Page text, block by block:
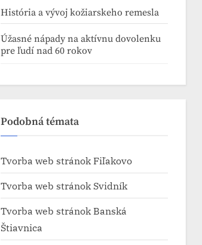
História a vývoj kožiarskeho remesla
Úžasné nápady na aktívnu dovolenku
pre ľudí nad 60 rokov
Podobná témata
Tvorba web stránok​ Fiľakovo
Tvorba web stránok​ Svidník
Tvorba web stránok​ Banská
Štiavnica